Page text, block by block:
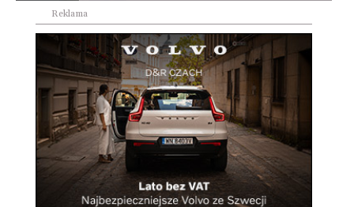
Reklama